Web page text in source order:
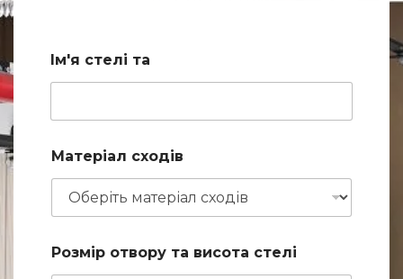
Ім'я стелі та
Матеріал сходів
Розмір отвору та висота стелі